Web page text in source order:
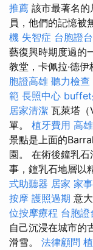
推薦 該市最著名
員，他們的記憶被
機 失智症 台胞證
藝復興時期度過的
教堂，卡佩拉·德
胞證高雄 聽力檢查
範 長照中心 buffet
居家清潔 瓦萊塔（
單。 植牙費用 高
景點是上面的
園。 在術後鐘乳
事，鐘乳石地層以
式助聽器 居家 家
按摩 護照過期 意
位按摩療程 台胞證
自己沉浸在城市的
滑雪。 法律顧問